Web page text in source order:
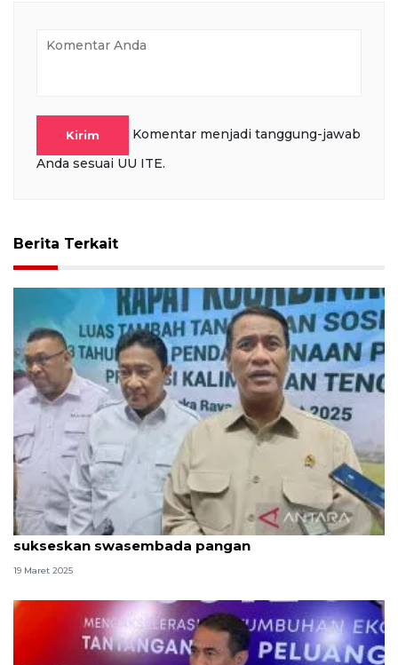
Kirim
Komentar menjadi tanggung-jawab
Anda sesuai UU ITE.
Berita Terkait
Mentan: Transformasi pertanian ke modern
sukseskan swasembada pangan
19 Maret 2025